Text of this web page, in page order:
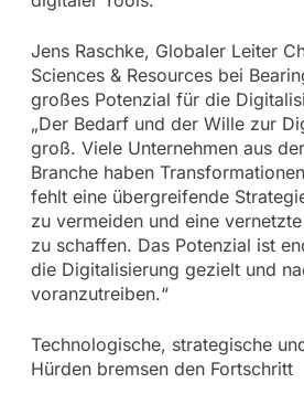
Jens Raschke, Globaler Leiter
Sciences & Resources bei
großes Potenzial für die
„Der Bedarf und der Wille zur
groß. Viele Unternehmen aus
Branche haben
fehlt eine übergreifende
zu vermeiden und eine
zu schaffen. Das Potenzial ist
die Digitalisierung gezielt und
voranzutreiben.“
Technologische, strategische
Hürden bremsen den Fortschritt